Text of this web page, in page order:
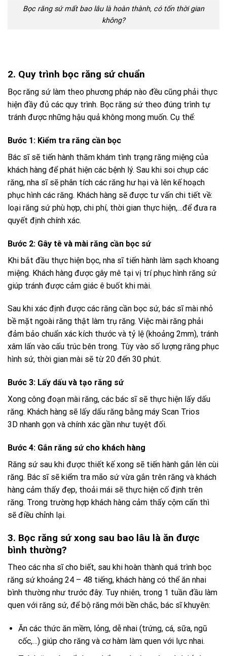
Bọc răng sứ mất bao lâu là hoàn thành, có tốn thời gian
không?
2. Quy trình bọc răng sứ chuẩn
Bọc răng sứ làm theo phương pháp nào đều cũng phải thực
hiện đầy đủ các quy trình. Bọc răng sứ theo đúng trình tự
tránh được những hậu quả không mong muốn. Cụ thể:
Bước 1: Kiểm tra răng cần bọc
Bác sĩ sẽ tiến hành thăm khám tình trạng răng miệng của
khách hàng để phát hiện các bệnh lý. Sau khi soi chụp các
răng, nha sĩ sẽ phân tích các răng hư hại và lên kế hoạch
phục hình các răng. Khách hàng sẽ được tư vấn chi tiết về:
loại răng sứ phù hợp, chi phí, thời gian thực hiện,…để đưa ra
quyết định chính xác.
Bước 2: Gây tê và mài răng cần bọc sứ
Khi bắt đầu thực hiện bọc, nha sĩ tiến hành làm sạch khoang
miệng. Khách hàng được gây mê tại vị trí phục hình răng sứ
giúp tránh được cảm giác ê buốt khi mài.
Sau khi xác định được các răng cần bọc sứ, bác sĩ mài nhỏ
bề mặt ngoài răng thật làm trụ răng. Việc mài răng phải
đảm bảo chuẩn xác kích thước và tỷ lệ (khoảng 2mm), tránh
xâm lấn vào cấu trúc bên trong. Tùy vào số lượng răng phục
hình sứ, thời gian mài sẽ từ 20 đến 30 phút.
Bước 3: Lấy dấu và tạo răng sứ
Xong công đoạn mài răng, các bác sĩ sẽ thực hiện lấy dấu
răng. Khách hàng sẽ lấy dấu răng bằng máy Scan Trios
3D nhanh gọn và chính xác gần như tuyệt đối.
Bước 4: Gắn răng sứ cho khách hàng
Răng sứ sau khi được thiết kế xong sẽ tiến hành gắn lên cùi
răng. Bác sĩ sẽ kiểm tra mão sứ vừa gắn trên răng và khách
hàng cảm thấy đẹp, thoải mái sẽ thực hiện cố định trên
răng. Trong trường hợp khách hàng cảm thấy cộm cấn thì
sẽ điều chỉnh lại.
3. Bọc răng sứ xong sau bao lâu là ăn được
bình thường?
Theo các nha sĩ cho biết, sau khi hoàn thành quá trình bọc
răng sứ khoảng 24 – 48 tiếng, khách hàng có thể ăn nhai
bình thường như trước đây. Tuy nhiên, trong 1 tuần đầu làm
quen với răng sứ, để bộ răng mới bền chắc, bác sĩ khuyên:
Ăn các thức ăn mềm, lỏng, dễ nhai (trứng, cá, sữa, ngũ
cốc,…) giúp cho răng và cơ hàm làm quen với lực nhai.